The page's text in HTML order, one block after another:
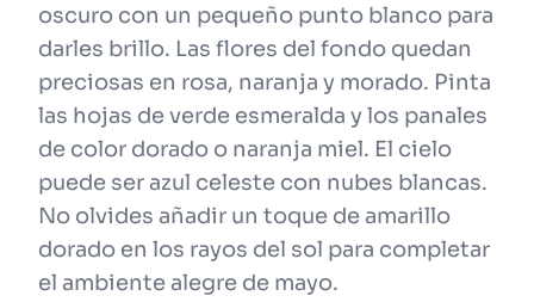
oscuro con un pequeño punto blanco para
darles brillo. Las flores del fondo quedan
preciosas en rosa, naranja y morado. Pinta
las hojas de verde esmeralda y los panales
de color dorado o naranja miel. El cielo
puede ser azul celeste con nubes blancas.
No olvides añadir un toque de amarillo
dorado en los rayos del sol para completar
el ambiente alegre de mayo.